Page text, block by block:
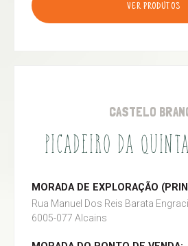
VER PRODUTOS
CASTELO
PICADEIRO DA
MORADA DE EXPLORAÇÃO
Rua Manuel Dos Reis Barata
6005-077 Alcains